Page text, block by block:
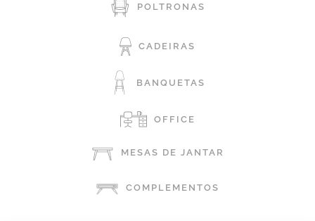
POLTRONAS
CADEIRAS
BANQUETAS
OFFICE
MESAS DE JANTAR
COMPLEMENTOS